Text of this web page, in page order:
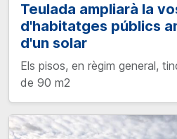
Teulada ampliarà la
d'habitatges públics
d'un solar
Els pisos, en règim general,
de 90 m2